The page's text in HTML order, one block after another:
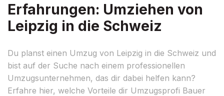
Erfahrungen: Umziehen von
Leipzig in die Schweiz
Du planst einen Umzug von Leipzig in die Schweiz und
bist auf der Suche nach einem professionellen
Umzugsunternehmen, das dir dabei helfen kann?
Erfahre hier, welche Vorteile dir Umzugsprofi Bauer